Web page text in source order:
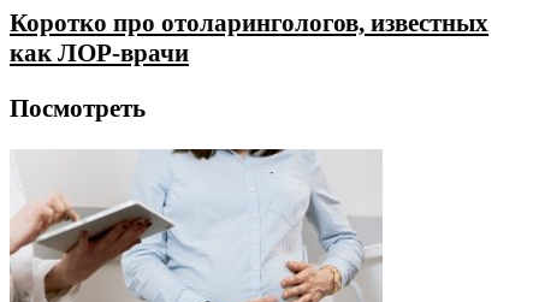
Коротко про отоларингологов, известных
как ЛОР-врачи
Посмотреть